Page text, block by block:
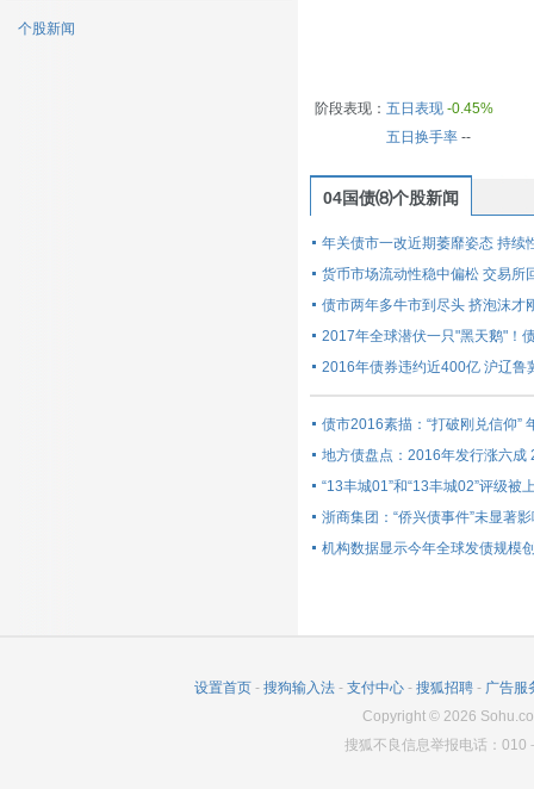
个股新闻
阶段表现： 五日表现 -0.45%
五日换手率--
04国债⑻个股新闻
年关债市一改近期萎靡姿态 持续
货币市场流动性稳中偏松 交易所
债市两年多牛市到尽头 挤泡沫才
2017年全球潜伏一只"黑天鹅"！
2016年债券违约近400亿 沪辽鲁
债市2016素描：“打破刚兑信仰”
地方债盘点：2016年发行涨六成
“13丰城01”和“13丰城02”评级被
浙商集团：“侨兴债事件”未显著
机构数据显示今年全球发债规模
设置首页 - 搜狗输入法 - 支付中心 - 搜狐招聘 - 广告服
Copyright© 2026
搜狐不良信息举报电话：010